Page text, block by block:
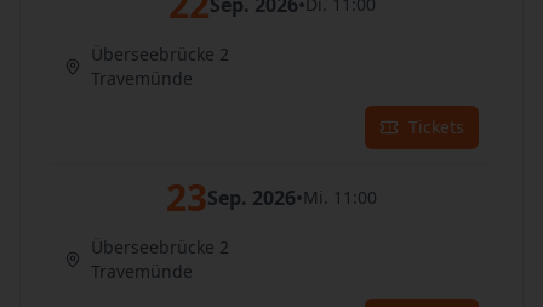
Überseebrücke 2
Travemünde
Tickets
23Sep. 2026•Mi. 11:00
Überseebrücke 2
Travemünde